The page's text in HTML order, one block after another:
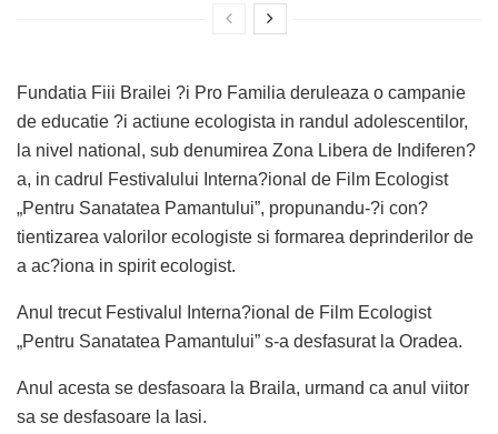
Fundatia Fiii Brailei ?i Pro Familia deruleaza o campanie
de educatie ?i actiune ecologista in randul adolescentilor,
la nivel national, sub denumirea Zona Libera de Indiferen?
a, in cadrul Festivalului Interna?ional de Film Ecologist
„Pentru Sanatatea Pamantului”, propunandu-?i con?
tientizarea valorilor ecologiste si formarea deprinderilor de
a ac?iona in spirit ecologist.
Anul trecut Festivalul Interna?ional de Film Ecologist
„Pentru Sanatatea Pamantului” s-a desfasurat la Oradea.
Anul acesta se desfasoara la Braila, urmand ca anul viitor
sa se desfasoare la Iasi.